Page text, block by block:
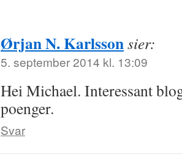
Ørjan N. Karlssonsier:
5. september 2014 kl. 13:09
Hei Michael. Interessant
poenger.
Svar